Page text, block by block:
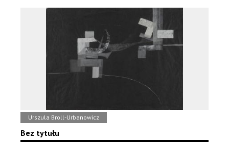
Urszula Broll-Urbanowicz
Bez tytułu